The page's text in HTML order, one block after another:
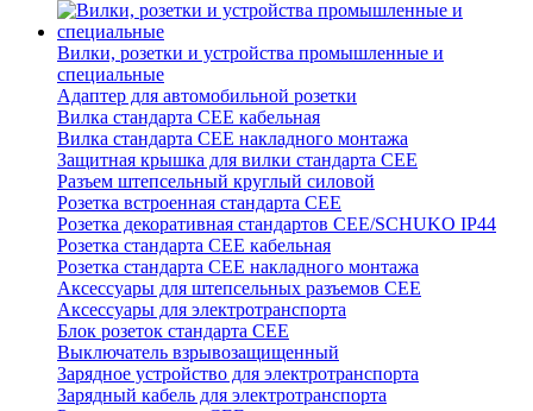
Вилки, розетки и устройства промышленные и
специальные
Адаптер для автомобильной розетки
Вилка стандарта CEE кабельная
Вилка стандарта CEE накладного монтажа
Защитная крышка для вилки стандарта CEE
Разъем штепсельный круглый силовой
Розетка встроенная стандарта CEE
Розетка декоративная стандартов CEE/SCHUKO IP44
Розетка стандарта СЕЕ кабельная
Розетка стандарта СЕЕ накладного монтажа
Аксессуары для штепсельных разъемов CEE
Аксессуары для электротранспорта
Блок розеток стандарта CEE
Выключатель взрывозащищенный
Зарядное устройство для электротранспорта
Зарядный кабель для электротранспорта